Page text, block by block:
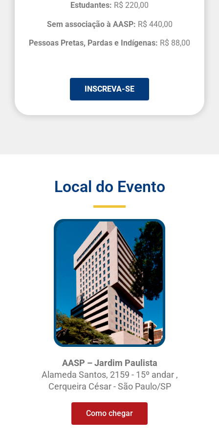
Estudantes: R$ 220,00
Sem associação à AASP: R$ 440,00
Pessoas Pretas, Pardas e Indígenas: R$ 88,00
INSCREVA-SE
Local do Evento
AASP – Jardim Paulista
Alameda Santos, 2159 - 15º andar ,
Cerqueira César - São Paulo/SP
Como chegar